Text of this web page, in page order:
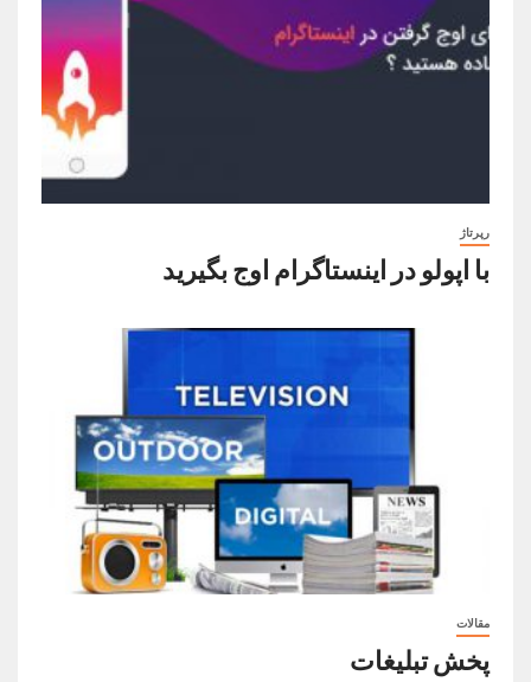
رپرتاژ
با اپولو در اینستاگرام اوج بگیرید
مقالات
پخش تبلیغات